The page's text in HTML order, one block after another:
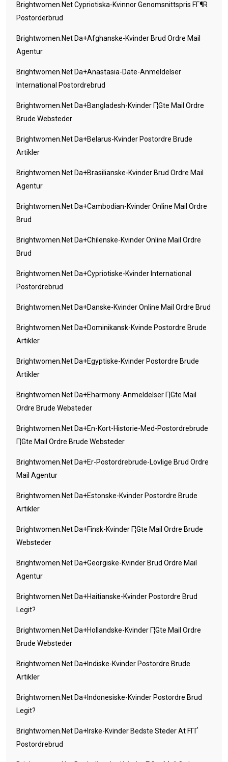
Brightwomen.net Cypriotiska-Kvinnor Genomsnittspris FГ¶r
Postorderbrud
Brightwomen.net Da+afghanske-Kvinder Brud Ordre Mail
Agentur
Brightwomen.net Da+anastasia-Date-Anmeldelser
International Postordrebrud
Brightwomen.net Da+bangladesh-Kvinder Г¦gte Mail Ordre
Brude Websteder
Brightwomen.net Da+belarus-Kvinder Postordre Brude
Artikler
Brightwomen.net Da+brasilianske-Kvinder Brud Ordre Mail
Agentur
Brightwomen.net Da+cambodian-Kvinder Online Mail Ordre
Brud
Brightwomen.net Da+chilenske-Kvinder Online Mail Ordre
Brud
Brightwomen.net Da+cypriotiske-Kvinder International
Postordrebrud
Brightwomen.net Da+danske-Kvinder Online Mail Ordre Brud
Brightwomen.net Da+dominikansk-Kvinde Postordre Brude
Artikler
Brightwomen.net Da+egyptiske-Kvinder Postordre Brude
Artikler
Brightwomen.net Da+eharmony-Anmeldelser Г¦gte Mail
Ordre Brude Websteder
Brightwomen.net Da+en-Kort-Historie-Med-Postordrebrude
Г¦gte Mail Ordre Brude Websteder
Brightwomen.net Da+er-Postordrebrude-Lovlige Brud Ordre
Mail Agentur
Brightwomen.net Da+estonske-Kvinder Postordre Brude
Artikler
Brightwomen.net Da+finsk-Kvinder Г¦gte Mail Ordre Brude
Websteder
Brightwomen.net Da+georgiske-Kvinder Brud Ordre Mail
Agentur
Brightwomen.net Da+haitianske-Kvinder Postordre Brud
Legit?
Brightwomen.net Da+hollandske-Kvinder Г¦gte Mail Ordre
Brude Websteder
Brightwomen.net Da+indiske-Kvinder Postordre Brude
Artikler
Brightwomen.net Da+indonesiske-Kvinder Postordre Brud
Legit?
Brightwomen.net Da+irske-Kvinder Bedste Steder At FГҐ
Postordrebrud